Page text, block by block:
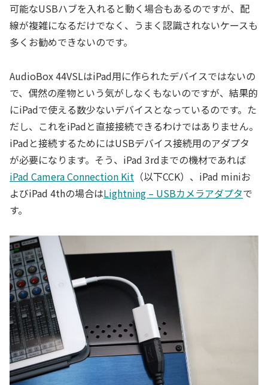
可能なUSBハブを入れると動く場合もあるのですが、配
線が複雑になるだけでなく、うまく認識されないケースも
多くお勧めできないのです。
AudioBox 44VSLはiPad用に作られたデバイスではないの
で、偶然の産物という気がしなくもないのですが、結果的
にiPadで使える数少ないデバイスとなっているのです。た
だし、これをiPadと直接接続できるわけではありません。
iPadと接続するためにはUSBデバイス接続用のアダプタ
が必要になります。そう、iPad 3rdまでの機材であれば
iPad Camera Connection Kit （以下CCK）、iPad miniお
よびiPad 4thの場合はLightning – USBカメラアダプタで
す。